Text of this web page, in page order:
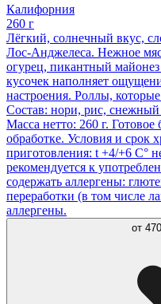
Калифорния
260 г
Лёгкий, солнечный вкус,
Лос-Анджелеса. Нежное
огурец, пикантный
кусочек наполняет
настроения. Роллы, которые
Состав: нори, рис, снежный
Масса нетто: 260 г.
обработке. Условия и срок
приготовления: t +4/+6 С°
рекомендуется к
содержать аллергены:
переработки (в том числе
аллергены.
от